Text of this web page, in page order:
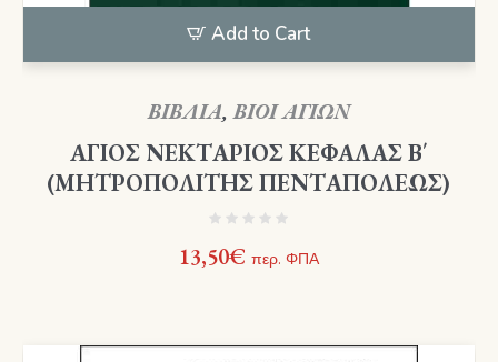
Add to Cart
ΒΙΒΛΙΑ,ΒΙΟΙ ΑΓΙΩΝ
ΑΓΙΟΣ ΝΕΚΤΑΡΙΟΣ ΚΕΦΑΛΑΣ Β΄
(ΜΗΤΡΟΠΟΛΙΤΗΣ ΠΕΝΤΑΠΟΛΕΩΣ)
13,50€ περ. ΦΠΑ